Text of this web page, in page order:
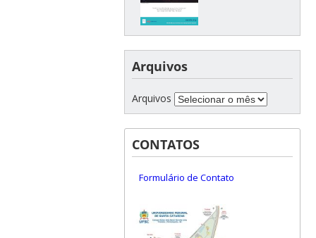
Arquivos
Arquivos
CONTATOS
Formulário de Contato